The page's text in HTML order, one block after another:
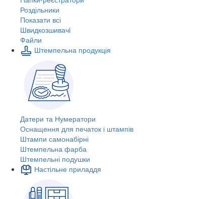
Роздільники
Показати всі
Швидкозшивачi
Файли
Штемпельна продукція
Датери та Нумератори
Оснащення для печаток і штампів
Штампи самонабірні
Штемпельна фарба
Штемпельні подушки
Настільне приладдя